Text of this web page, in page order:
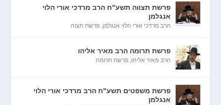
פרשת תצווה תשע"ח הרב מרדכי אורי הלוי
אנגלמן
הרב מרדכי אורי הלוי אנגלמן,פרשת תצוה
פרשת תרומה הרב מאיר אליהו
הרב מאיר אליהו,פרשת תרומה
פרשת משפטים תשע"ח הרב מרדכי אורי הלוי
אנגלמן